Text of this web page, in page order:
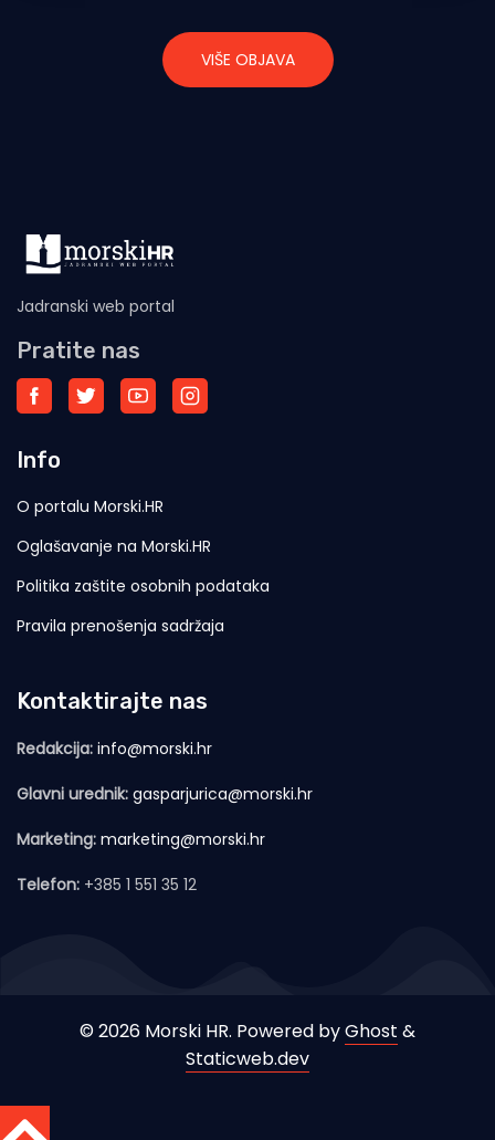
VIŠE OBJAVA
Jadranski web portal
Pratite nas
Info
O portalu Morski.HR
Oglašavanje na Morski.HR
Politika zaštite osobnih podataka
Pravila prenošenja sadržaja
Kontaktirajte nas
Redakcija: info@morski.hr
Glavni urednik: gasparjurica@morski.hr
Marketing: marketing@morski.hr
Telefon: +385 1 551 35 12
© 2026 Morski HR. Powered byGhost &
Staticweb.dev